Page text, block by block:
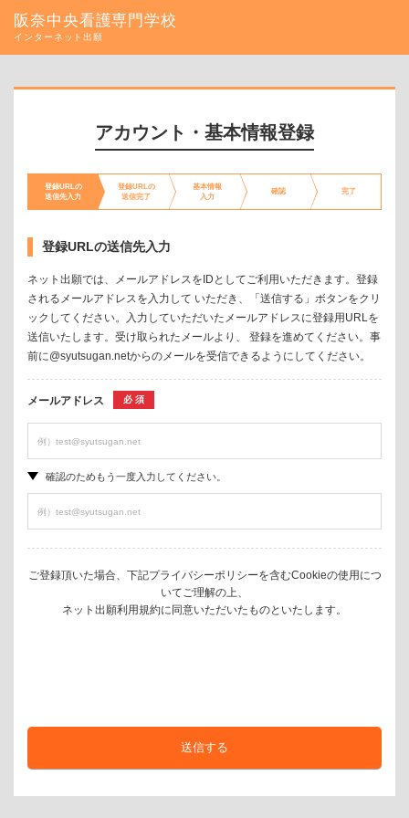
阪奈中央看護専門学校
インターネット出願
アカウント・基本情報登録
登録URLの
送信先入力
登録URLの
送信完了
基本情報
入力
確認 完了
登録URLの送信先入力
ネット出願では、メールアドレスをIDとしてご利用いただきます。登録
されるメールアドレスを入力して いただき、「送信する」ボタンをクリ
ックしてください。入力していただいたメールアドレスに登録用URLを
送信いたします。受け取られたメールより、 登録を進めてください。事
前に@syutsugan.netからのメールを受信できるようにしてください。
メールアドレス
確認のためもう一度入力してください。
ご登録頂いた場合、下記プライバシーポリシーを含むCookieの使用につ
いてご理解の上、
ネット出願利用規約に同意いただいたものといたします。